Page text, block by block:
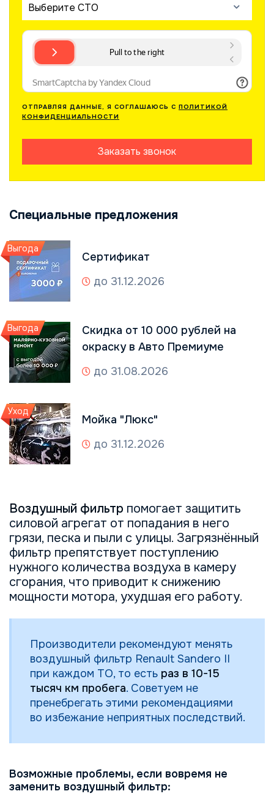
Воздушный фильтр помогает защитить
силовой агрегат от попадания в него
грязи, песка и пыли с улицы. Загрязнённый
фильтр препятствует поступлению
нужного количества воздуха в камеру
сгорания, что приводит к снижению
мощности мотора, ухудшая его работу.
Производители рекомендуют менять
воздушный фильтр Renault Sandero II
при каждом ТО, то есть раз в 10-15
тысяч км пробега. Советуем не
пренебрегать этими рекомендациями
во избежание неприятных последствий.
Возможные проблемы, если вовремя не
заменить воздушный фильтр:
Выберите СТО
ОТПРАВЛЯЯ ДАННЫЕ, Я СОГЛАШАЮСЬ С ПОЛИТИКОЙ
КОНФИДЕНЦИАЛЬНОСТИ
Заказать звонок
Специальные предложения
Выгода
Сертификат
до 31.12.2026
Выгода
Скидка от 10 000 рублей на
окраску в Авто Премиуме
до 31.08.2026
Уход
Мойка "Люкс"
до 31.12.2026